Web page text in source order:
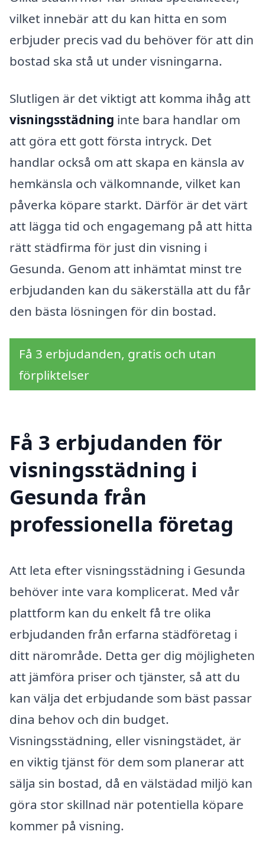
vilket innebär att du kan hitta en som
erbjuder precis vad du behöver för att din
bostad ska stå ut under visningarna.
Slutligen är det viktigt att komma ihåg att
visningsstädning inte bara handlar om
att göra ett gott första intryck. Det
handlar också om att skapa en känsla av
hemkänsla och välkomnande, vilket kan
påverka köpare starkt. Därför är det värt
att lägga tid och engagemang på att hitta
rätt städfirma för just din visning i
Gesunda. Genom att inhämtat minst tre
erbjudanden kan du säkerställa att du får
den bästa lösningen för din bostad.
Få 3 erbjudanden, gratis och utan
förpliktelser
Få 3 erbjudanden för
visningsstädning i
Gesunda från
professionella företag
Att leta efter visningsstädning i Gesunda
behöver inte vara komplicerat. Med vår
plattform kan du enkelt få tre olika
erbjudanden från erfarna städföretag i
ditt närområde. Detta ger dig möjligheten
att jämföra priser och tjänster, så att du
kan välja det erbjudande som bäst passar
dina behov och din budget.
Visningsstädning, eller visningstädet, är
en viktig tjänst för dem som planerar att
sälja sin bostad, då en välstädad miljö kan
göra stor skillnad när potentiella köpare
kommer på visning.